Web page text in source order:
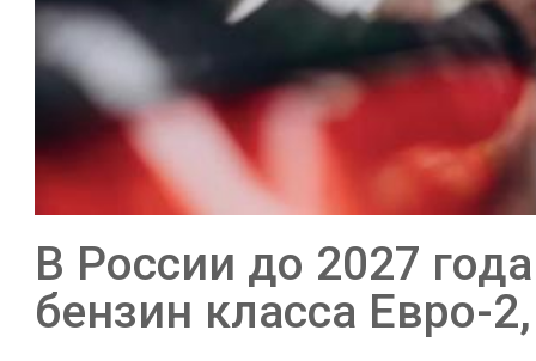
В России до 2027
бензин класса Евро-